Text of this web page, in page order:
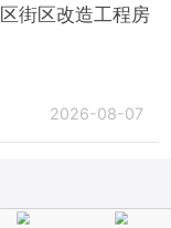
街区改造工程房
2026-08-07